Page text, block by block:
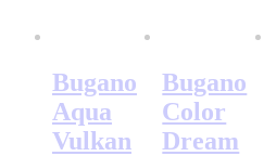
Bugano
Aqua
Vulkan
Bugano
Color
Dream